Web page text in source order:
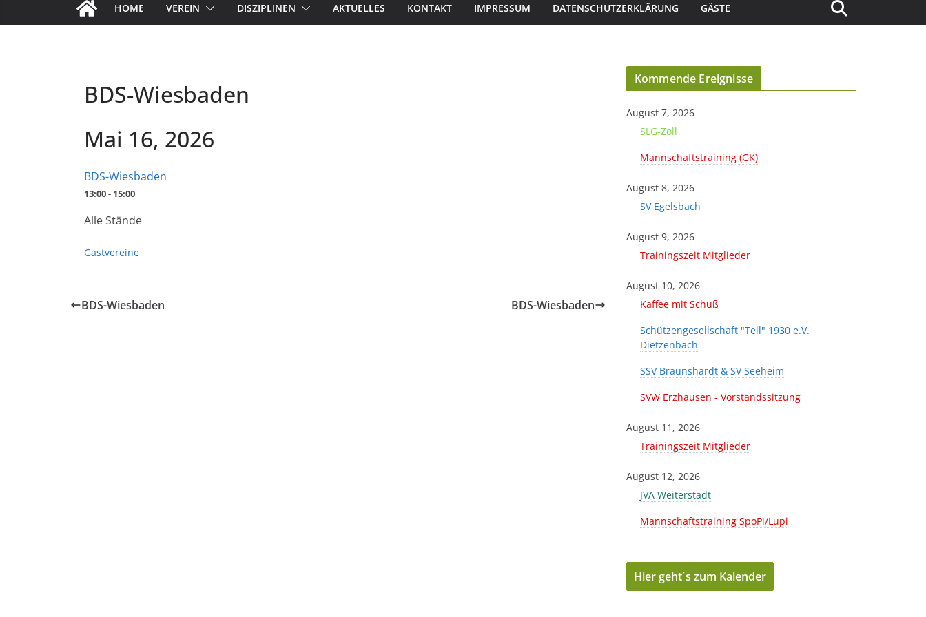
HOME VEREIN DISZIPLINEN AKTUELLES KONTAKT IMPRESSUM DATENSCHUTZERKLÄRUNG GÄSTE
BDS-Wiesbaden
Mai 16, 2026
BDS-Wiesbaden
13:00 - 15:00
Alle Stände
Gastvereine
BDS-Wiesbaden BDS-Wiesbaden
Kommende Ereignisse
August 7, 2026
SLG-Zoll
Mannschaftstraining (GK)
August 8, 2026
SV Egelsbach
August 9, 2026
Trainingszeit Mitglieder
August 10, 2026
Kaffee mit Schuß
Schützengesellschaft "Tell" 1930 e.V.
Dietzenbach
SSV Braunshardt & SV Seeheim
SVW Erzhausen - Vorstandssitzung
August 11, 2026
Trainingszeit Mitglieder
August 12, 2026
JVA Weiterstadt
Mannschaftstraining SpoPi/Lupi
Hier geht´s zum Kalender